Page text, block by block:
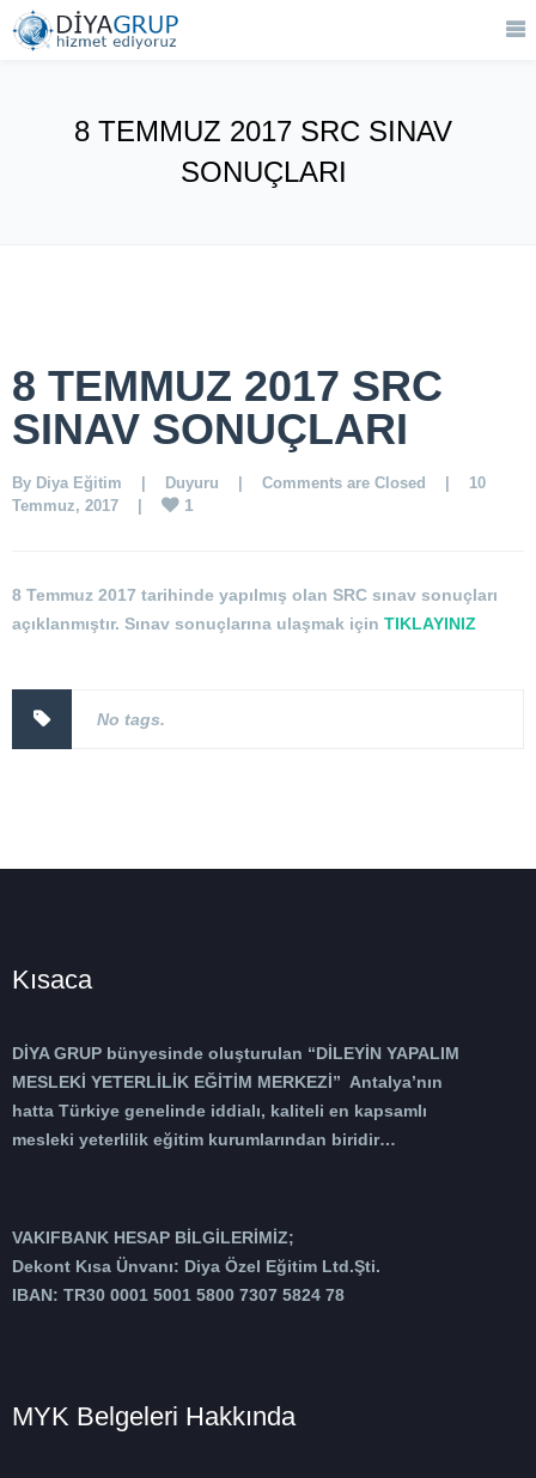
8 TEMMUZ 2017 SRC SINAV
SONUÇLARI
8 TEMMUZ 2017 SRC
SINAV SONUÇLARI
By Diya Eğitim Duyuru Comments are Closed
    |    10
Temmuz, 2017    |
1
8 Temmuz 2017 tarihinde yapılmış olan SRC sınav sonuçları
açıklanmıştır. Sınav sonuçlarına ulaşmak için TIKLAYINIZ
No tags.
Kısaca
DİYA GRUP bünyesinde oluşturulan “DİLEYİN YAPALIM
MESLEKİ YETERLİLİK EĞİTİM MERKEZİ” Antalya’nın
hatta Türkiye genelinde iddialı, kaliteli en kapsamlı
mesleki yeterlilik eğitim kurumlarından biridir…
VAKIFBANK HESAP BİLGİLERİMİZ;
Dekont Kısa Ünvanı: Diya Özel Eğitim Ltd.Şti.
IBAN: TR30 0001 5001 5800 7307 5824 78
MYK Belgeleri Hakkında